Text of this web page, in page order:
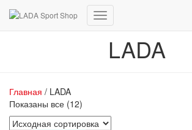
Переключить
LADA
Главная / LADA
Показаны все (12)